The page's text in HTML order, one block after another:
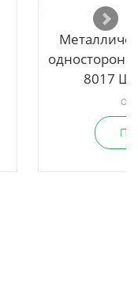
8017
от